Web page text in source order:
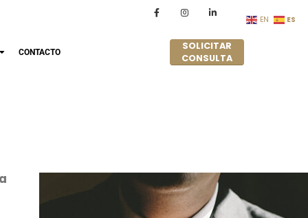
CONTACTO
SOLICITAR
CONSULTA
EN ES